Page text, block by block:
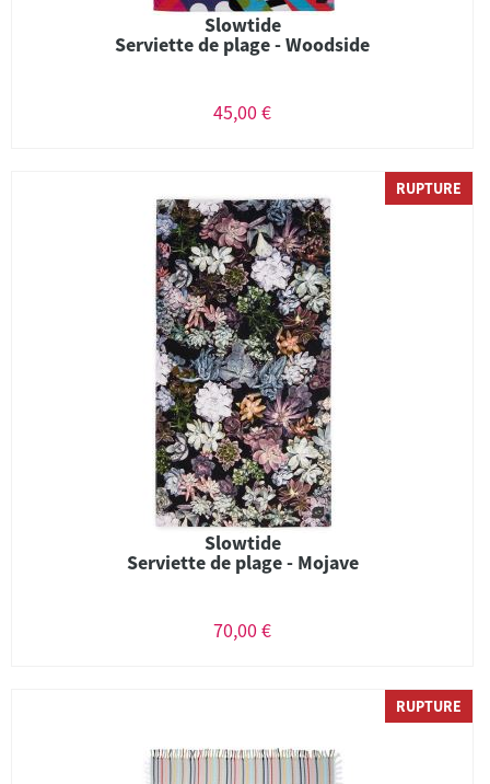
Slowtide
Serviette de plage - Woodside
45,00 €
RUPTURE
Slowtide
Serviette de plage - Mojave
70,00 €
RUPTURE